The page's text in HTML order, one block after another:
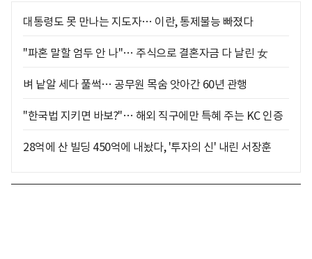
대통령도 못 만나는 지도자… 이란, 통제불능 빠졌다
"파혼 말할 엄두 안 나"… 주식으로 결혼자금 다 날린 女
벼 낱알 세다 풀썩… 공무원 목숨 앗아간 60년 관행
"한국법 지키면 바보?"… 해외 직구에만 특혜 주는 KC 인증
28억에 산 빌딩 450억에 내놨다, '투자의 신' 내린 서장훈